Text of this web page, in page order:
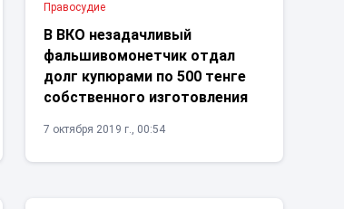
Правосудие
В ВКО незадачливый
фальшивомонетчик отдал
долг купюрами по 500 тенге
собственного изготовления
7 октября 2019 г., 00:54